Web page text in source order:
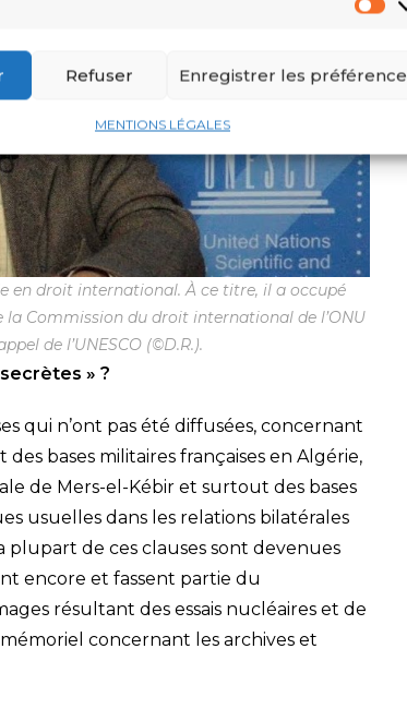
Refuser Enregistrer les
MENTIONS LÉGALES
en droit international. À ce titre, il a occupé
la Commission du droit international de l’ONU
de l’UNESCO (©D.R.).
» ?
qui n’ont pas été diffusées, concernant
bases militaires françaises en Algérie,
de Mers-el-Kébir et surtout des bases
usuelles dans les relations bilatérales
de ces clauses sont devenues
encore et fassent partie du
résultant des essais nucléaires et de
concernant les archives et